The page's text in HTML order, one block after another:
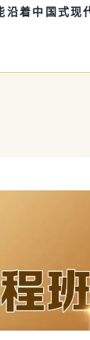
着中国式现